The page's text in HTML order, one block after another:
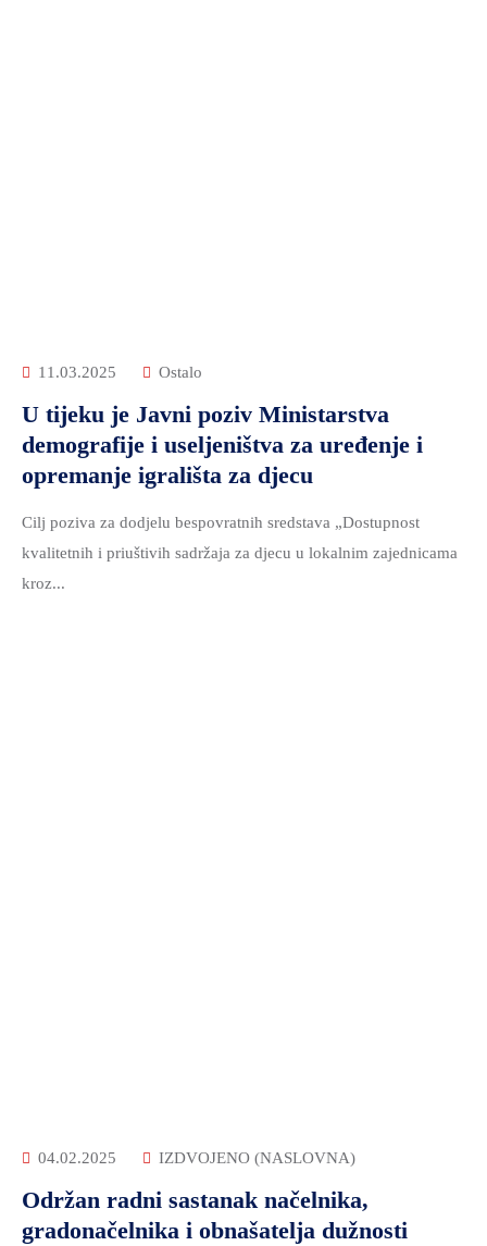
11.03.2025 Ostalo
U tijeku je Javni poziv Ministarstva
demografije i useljeništva za uređenje i
opremanje igrališta za djecu
Cilj poziva za dodjelu bespovratnih sredstava „Dostupnost
kvalitetnih i priuštivih sadržaja za djecu u lokalnim zajednicama
kroz...
04.02.2025 IZDVOJENO (NASLOVNA)
Održan radni sastanak načelnika,
gradonačelnika i obnašatelja dužnosti